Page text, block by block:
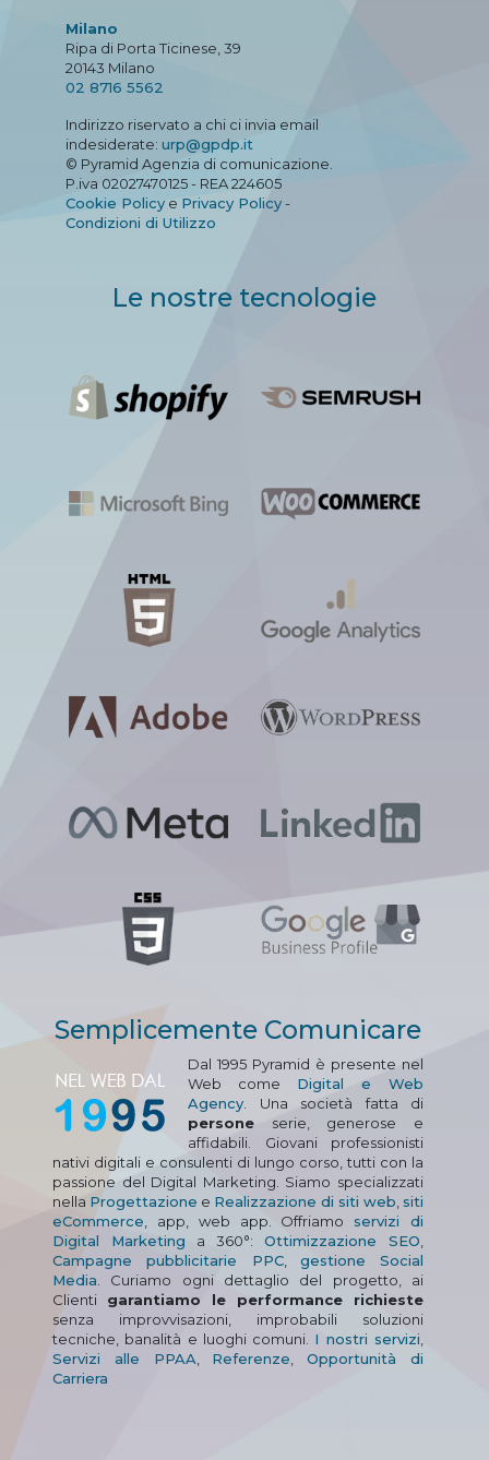
Milano
Ripa di Porta Ticinese, 39
20143 Milano
02 8716 5562
Indirizzo riservato a chi ci invia email
indesiderate: urp@gpdp.it
© Pyramid Agenzia di comunicazione.
P.iva 02027470125 - REA 224605
Cookie Policy e Privacy Policy-
Condizioni di Utilizzo
Le nostre tecnologie
Semplicemente Comunicare
Dal 1995 Pyramid è presente nel
Web come Digital e Web
Agency . Una società fatta di
persone serie, generose e
affidabili. Giovani professionisti
nativi digitali e consulenti di lungo corso, tutti con la
passione del Digital Marketing. Siamo specializzati
nella Progettazione e Realizzazione di siti web siti
eCommerce , app, web app. Offriamo servizi di
Digital Marketing a 360°: Ottimizzazione SEO
Campagne pubblicitarie PPC, gestione Social
Media . Curiamo ogni dettaglio del progetto, ai
Clienti garantiamo le performance richieste
senza improvvisazioni, improbabili soluzioni
tecniche, banalità e luoghi comuni. I nostri servizi
Servizi alle PPAA
Referenze ,Opportunità di
Carriera